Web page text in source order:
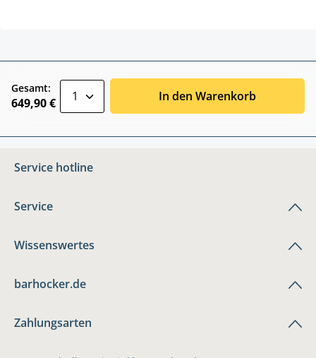
Gesamt:
649,90 € In den Warenkorb
Service hotline
Service
Wissenswertes
barhocker.de
Zahlungsarten